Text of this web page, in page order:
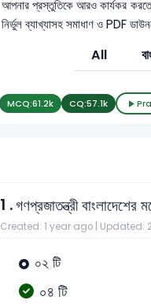
আপনার প্রস্তুতিকে আরও কার্যকর
নির্ভুল ব্যাখ্যাসহ সমাধাণ ও PDF
All
MCQ:61.2k CQ:57.1k
1 .গণপ্রজাতন্ত্রী বাংলাদেশের
Created: 1 year ago | Updated:
০২ টি
০৪ টি